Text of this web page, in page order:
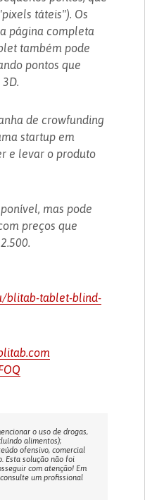
táteis"). Os
página completa
também pode
pontos que
de crowfunding
startup em
e levar o produto
mas pode
preços que
blitab-tablet-blind-
o uso de drogas,
alimentos);
ofensivo, comercial
Esta solução não foi
com atenção! Em
um profissional